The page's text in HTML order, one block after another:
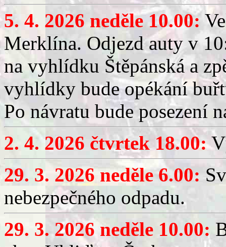
5. 4. 2026 neděle 10.00:
Merklína. Odjezd auty v
na vyhlídku Štěpánská a
vyhlídky bude opékání
Po návratu bude posezení
2. 4. 2026 čtvrtek 18.00:
29. 3. 2026 neděle 6.00:
nebezpečného odpadu.
29. 3. 2026 neděle 10.00: